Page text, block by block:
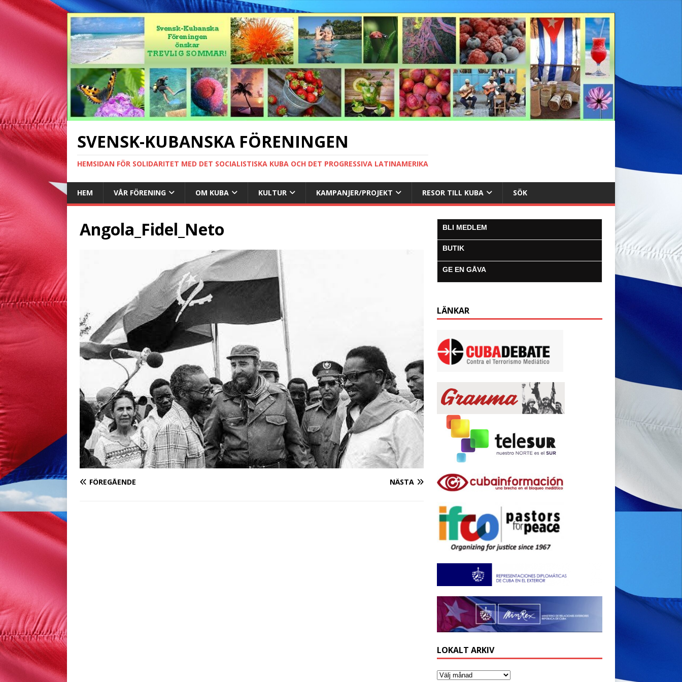
SVENSK-KUBANSKA FÖRENINGEN
HEMSIDAN FÖR SOLIDARITET MED DET SOCIALISTISKA KUBA OCH DET PROGRESSIVA LATINAMERIKA
HEM VÅR FÖRENING OM KUBA KULTUR KAMPANJER/PROJEKT RESOR TILL KUBA SÖK
Angola_Fidel_Neto
FÖREGÅENDE NÄSTA
BLI MEDLEM
BUTIK
GE EN GÅVA
LÄNKAR
LOKALT ARKIV